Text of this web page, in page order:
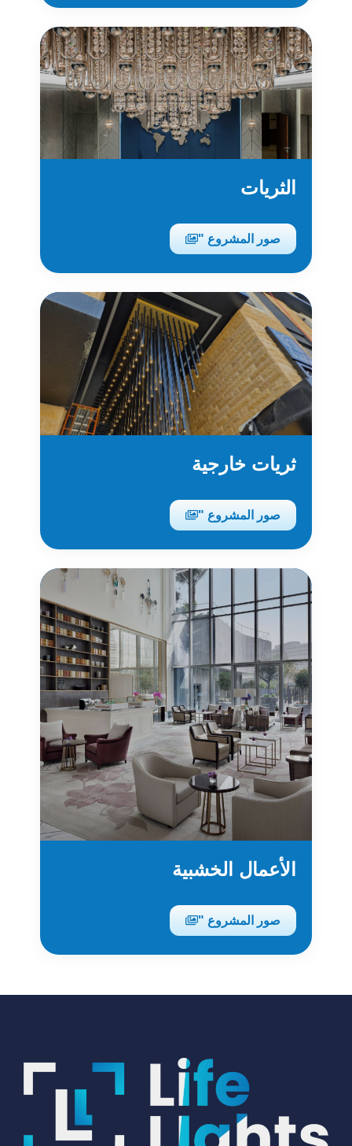
الثريات
صور المشروع "
ثريات خارجية
صور المشروع "
الأعمال الخشبية
صور المشروع "